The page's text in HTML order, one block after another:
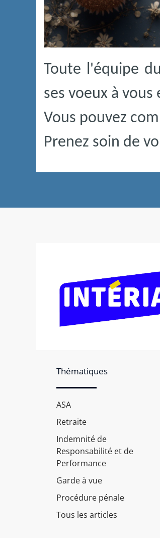
Toute l'équipe
ses voeux à
Vous pouvez
Prenez soin de
Thématiques
ASA
Retraite
Indemnité de
Responsabilité et de
Performance
Garde à vue
Procédure pénale
Tous les articles